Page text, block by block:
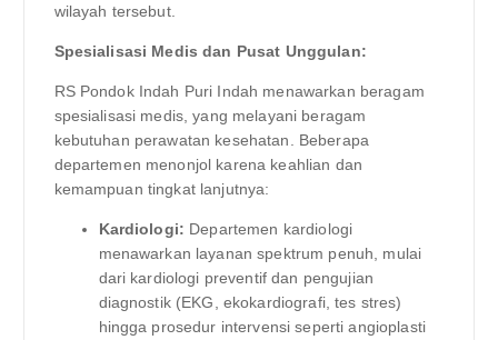
wilayah tersebut.
Spesialisasi Medis dan Pusat Unggulan:
RS Pondok Indah Puri Indah menawarkan beragam
spesialisasi medis, yang melayani beragam
kebutuhan perawatan kesehatan. Beberapa
departemen menonjol karena keahlian dan
kemampuan tingkat lanjutnya:
Kardiologi: Departemen kardiologi
menawarkan layanan spektrum penuh, mulai
dari kardiologi preventif dan pengujian
diagnostik (EKG, ekokardiografi, tes stres)
hingga prosedur intervensi seperti angioplasti